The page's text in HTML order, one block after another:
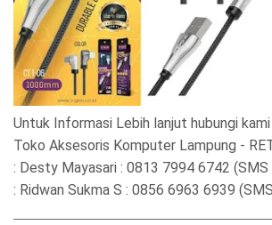
Untuk Informasi Lebih lanjut hubungi kami
Toko Aksesoris Komputer Lampung -
: Desty Mayasari : 0813 7994 6742
: Ridwan Sukma S : 0856 6963 6939